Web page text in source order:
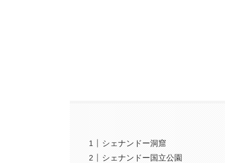
シェナンドー洞窟
シェナンドー国立公園